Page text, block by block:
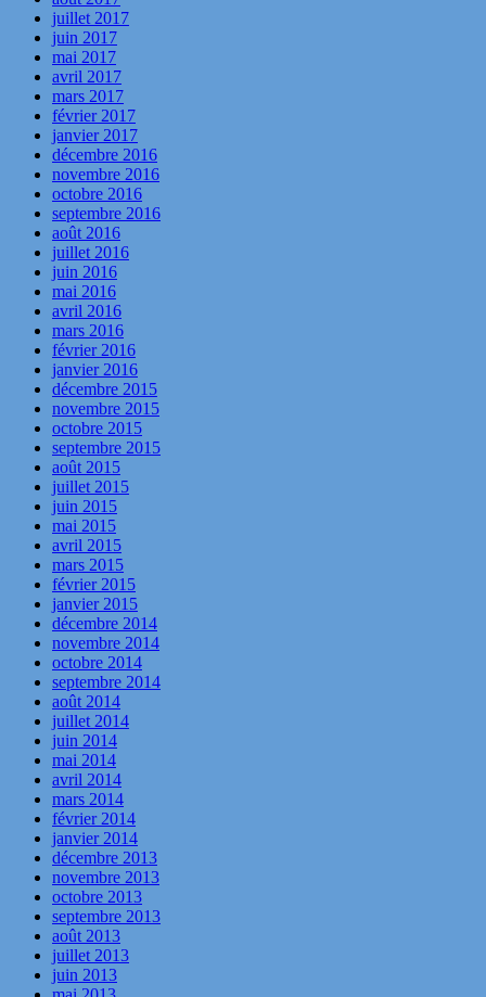
juillet 2017
juin 2017
mai 2017
avril 2017
mars 2017
février 2017
janvier 2017
décembre 2016
novembre 2016
octobre 2016
septembre 2016
août 2016
juillet 2016
juin 2016
mai 2016
avril 2016
mars 2016
février 2016
janvier 2016
décembre 2015
novembre 2015
octobre 2015
septembre 2015
août 2015
juillet 2015
juin 2015
mai 2015
avril 2015
mars 2015
février 2015
janvier 2015
décembre 2014
novembre 2014
octobre 2014
septembre 2014
août 2014
juillet 2014
juin 2014
mai 2014
avril 2014
mars 2014
février 2014
janvier 2014
décembre 2013
novembre 2013
octobre 2013
septembre 2013
août 2013
juillet 2013
juin 2013